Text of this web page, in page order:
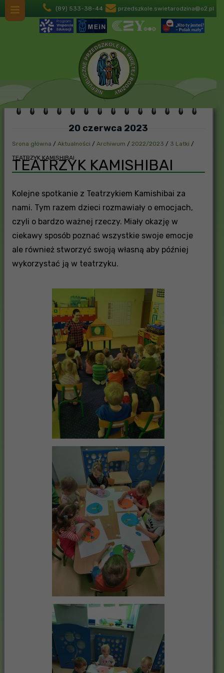
(89) 533-38-44 przedszkole.swietarodzina@o2.pl
20 czerwca 2023
Srona główna / Aktualności / Archiwum / 2022/2023 / 3 Latki /
TEATRZYK KAMISHIBAI
TEATRZYK KAMISHIBAI
Kolejne spotkanie z Teatrzykiem Kamishibai za
nami. Tym razem dzieci rozmawiały o emocjach,
czyli o bardzo ważnej rzeczy. Miały okazję w
ciekawy sposób poznać wszystkie swoje emocje
ale również stworzyć swoją własną aby później
wykorzystać ją w teatrzyku.